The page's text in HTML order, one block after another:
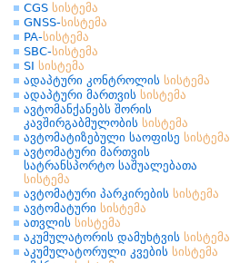
CGS სისტემა
GNSS-სისტემა
PA-სისტემა
SBC-სისტემა
SI სისტემა
ადაპტური კონტროლის სისტემა
ადაპტური მართვის სისტემა
ავტომანქანებს შორის
კავშირგაბმულობის სისტემა
ავტომატიზებული საოფისე სისტემა
ავტომატური მართვის
სატრანსპორტო საშუალებათა
სისტემა
ავტომატური პარკირების სისტემა
ავტომატური სისტემა
ათვლის სისტემა
აკუმულატორის დამუხტვის სისტემა
აკუმულატორული კვების სისტემა